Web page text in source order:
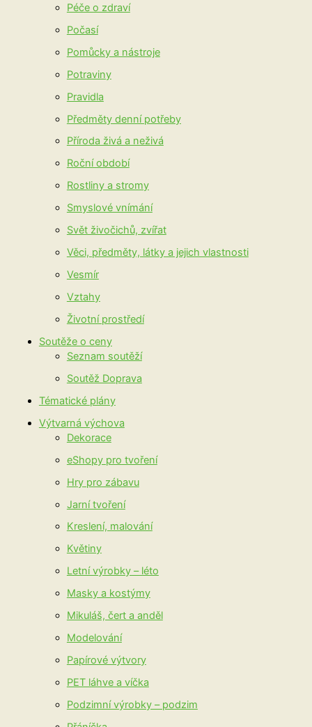
Péče o zdraví
Počasí
Pomůcky a nástroje
Potraviny
Pravidla
Předměty denní potřeby
Příroda živá a neživá
Roční období
Rostliny a stromy
Smyslové vnímání
Svět živočichů, zvířat
Věci, předměty, látky a jejich vlastnosti
Vesmír
Vztahy
Životní prostředí
Soutěže o ceny
Seznam soutěží
Soutěž Doprava
Tématické plány
Výtvarná výchova
Dekorace
eShopy pro tvoření
Hry pro zábavu
Jarní tvoření
Kreslení, malování
Květiny
Letní výrobky – léto
Masky a kostýmy
Mikuláš, čert a anděl
Modelování
Papírové výtvory
PET láhve a víčka
Podzimní výrobky – podzim